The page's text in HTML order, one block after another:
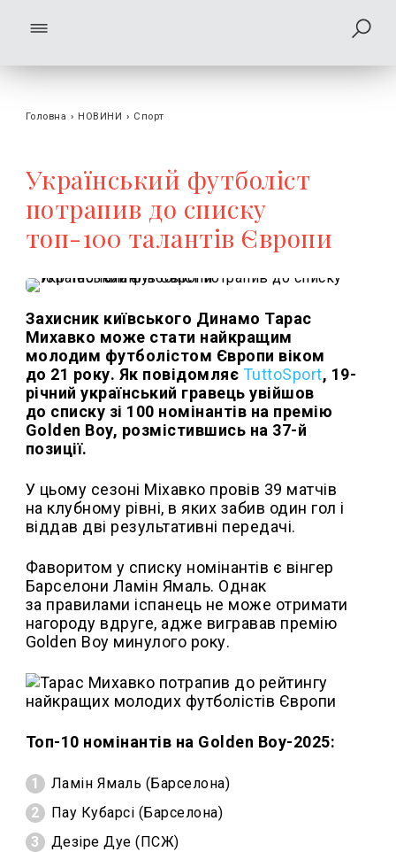
Головна › НОВИНИ › Спорт
Український футболіст
потрапив до списку
топ-100 талантів Європи
Захисник київського Динамо Тарас
Михавко може стати найкращим
молодим футболістом Європи віком
до 21 року. Як повідомляє TuttoSport, 19-
річний український гравець увійшов
до списку зі 100 номінантів на премію
Golden Boy, розмістившись на 37-й
позиції.
У цьому сезоні Міхавко провів 39 матчів
на клубному рівні, в яких забив один гол і
віддав дві результативні передачі.
Фаворитом у списку номінантів є вінгер
Барселони Ламін Ямаль. Однак
за правилами іспанець не може отримати
нагороду вдруге, адже вигравав премію
Golden Boy минулого року.
Топ-10 номінантів на Golden Boy-2025:
Ламін Ямаль (Барселона)
Пау Кубарсі (Барселона)
Дезіре Дуе (ПСЖ)